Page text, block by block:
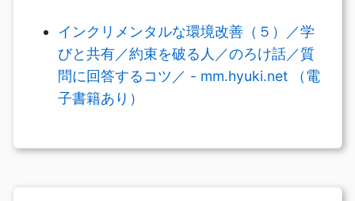
インクリメンタルな環境改善（５）／学
びと共有／約束を破る人／のろけ話／質
問に回答するコツ／ - mm.hyuki.net （電
子書籍あり）